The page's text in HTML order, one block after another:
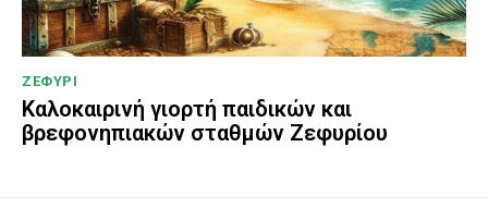
ΖΕΦΥΡΙ
Καλοκαιρινή γιορτή παιδικών και
βρεφονηπιακών σταθμών Ζεφυρίου